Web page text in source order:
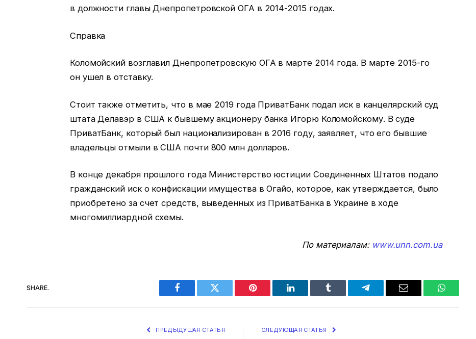
в должности главы Днепропетровской ОГА в 2014-2015 годах.
Справка
Коломойский возглавил Днепропетровскую ОГА в марте 2014 года. В марте 2015-го
он ушел в отставку.
Стоит также отметить, что в мае 2019 года ПриватБанк подал иск в канцелярский суд
штата Делавэр в США к бывшему акционеру банка Игорю Коломойскому. В суде
ПриватБанк, который был национализирован в 2016 году, заявляет, что его бывшие
владельцы отмыли в США почти 800 млн долларов.
В конце декабря прошлого года Министерство юстиции Соединенных Штатов подало
гражданский иск о конфискации имущества в Огайо, которое, как утверждается, было
приобретено за счет средств, выведенных из ПриватБанка в Украине в ходе
многомиллиардной схемы.
По материалам: www.unn.com.ua
SHARE.
Facebook Twitter Pinterest LinkedIn Tumblr Telegram Email WhatsApp
ПРЕДЫДУЩАЯ СТАТЬЯ СЛЕДУЮЩАЯ СТАТЬЯ